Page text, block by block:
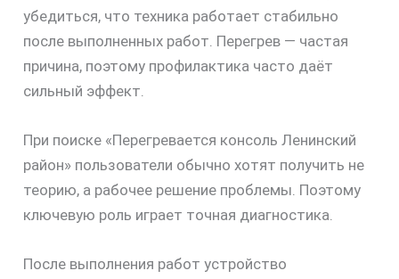
убедиться, что техника работает стабильно
после выполненных работ. Перегрев — частая
причина, поэтому профилактика часто даёт
сильный эффект.
При поиске «Перегревается консоль Ленинский
район» пользователи обычно хотят получить не
теорию, а рабочее решение проблемы. Поэтому
ключевую роль играет точная диагностика.
После выполнения работ устройство